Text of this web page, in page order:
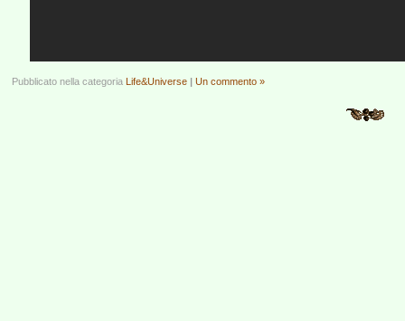
Pubblicato nella categoria Life&Universe | Un commento »